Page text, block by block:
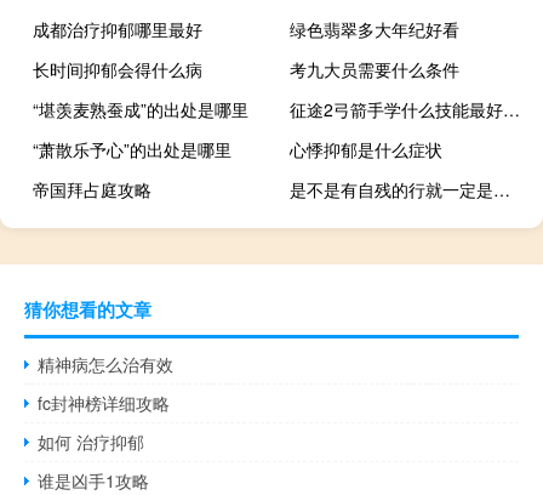
成都治疗抑郁哪里最好
绿色翡翠多大年纪好看
长时间抑郁会得什么病
考九大员需要什么条件
“堪羡麦熟蚕成”的出处是哪里
征途2弓箭手学什么技能最好（征途2弓手加点）
“萧散乐予心”的出处是哪里
心悸抑郁是什么症状
帝国拜占庭攻略
是不是有自残的行就一定是抑郁
猜你想看的文章
精神病怎么治有效
fc封神榜详细攻略
如何 治疗抑郁
谁是凶手1攻略